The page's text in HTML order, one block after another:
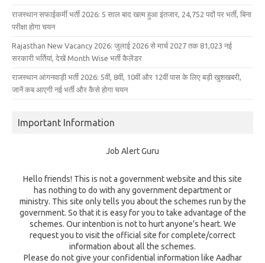
राजस्थान सफाईकर्मी भर्ती 2026: 5 साल बाद खत्म हुआ इंतजार, 24,752 पदों पर भर्ती, बिना
परीक्षा होगा चयन
Rajasthan New Vacancy 2026: जुलाई 2026 से मार्च 2027 तक 81,023 नई
सरकारी भर्तियां, देखें Month Wise भर्ती कैलेंडर
राजस्थान आंगनवाड़ी भर्ती 2026: 5वीं, 8वीं, 10वीं और 12वीं पास के लिए बड़ी खुशखबरी,
जानें कब आएगी नई भर्ती और कैसे होगा चयन
Important Information
Job Alert Guru
Hello friends! This is not a government website and this site
has nothing to do with any government department or
ministry. This site only tells you about the schemes run by the
government. So that it is easy for you to take advantage of the
schemes. Our intention is not to hurt anyone's heart. We
request you to visit the official site for complete/correct
information about all the schemes.
Please do not give your confidential information like Aadhar